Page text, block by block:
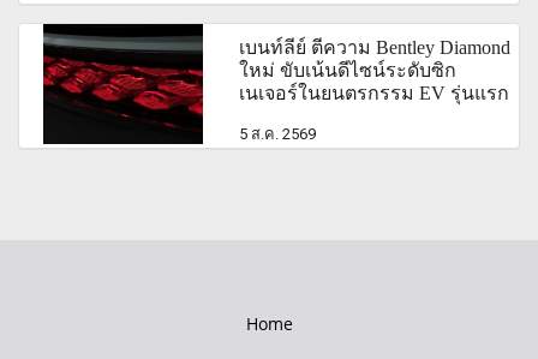
เบนท์ลีย์ ตีความ Bentley Diamond
ใหม่ ขับเน้นดีไซน์ระดับซิก
เนเจอร์ในยนตรกรรม EV รุ่นแรก
5 ส.ค. 2569
Home